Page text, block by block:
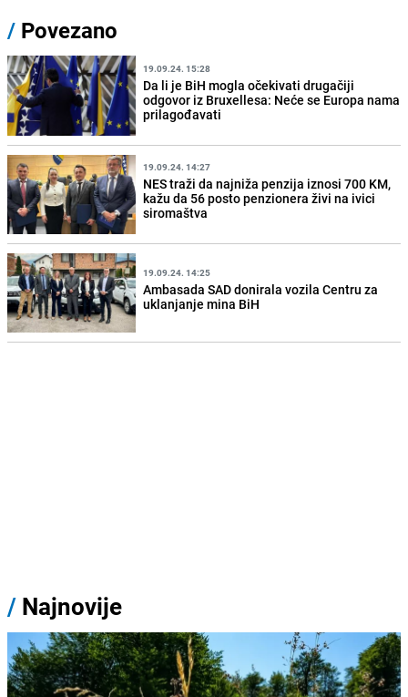
/ Povezano
19.09.24. 15:28
Da li je BiH mogla očekivati drugačiji
odgovor iz Bruxellesa: Neće se Europa nama
prilagođavati
19.09.24. 14:27
NES traži da najniža penzija iznosi 700 KM,
kažu da 56 posto penzionera živi na ivici
siromaštva
19.09.24. 14:25
Ambasada SAD donirala vozila Centru za
uklanjanje mina BiH
/ Najnovije